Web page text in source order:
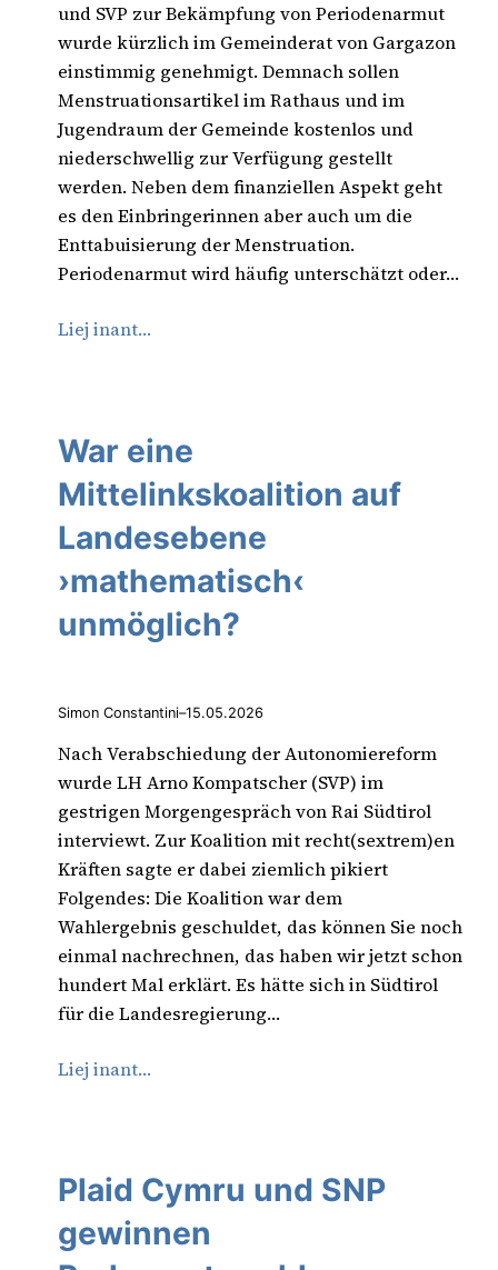
und SVP zur Bekämpfung von Periodenarmut
wurde kürzlich im Gemeinderat von Gargazon
einstimmig genehmigt. Demnach sollen
Menstruationsartikel im Rathaus und im
Jugendraum der Gemeinde kostenlos und
niederschwellig zur Verfügung gestellt
werden. Neben dem finanziellen Aspekt geht
es den Einbringerinnen aber auch um die
Enttabuisierung der Menstruation.
Periodenarmut wird häufig unterschätzt oder…
Liej inant…
War eine
Mittelinkskoalition auf
Landesebene
›mathematisch‹
unmöglich?
Simon Constantini–15.05.2026
Nach Verabschiedung der Autonomiereform
wurde LH Arno Kompatscher (SVP) im
gestrigen Morgengespräch von Rai Südtirol
interviewt. Zur Koalition mit recht(sextrem)en
Kräften sagte er dabei ziemlich pikiert
Folgendes: Die Koalition war dem
Wahlergebnis geschuldet, das können Sie noch
einmal nachrechnen, das haben wir jetzt schon
hundert Mal erklärt. Es hätte sich in Südtirol
für die Landesregierung…
Liej inant…
Plaid Cymru und SNP
gewinnen